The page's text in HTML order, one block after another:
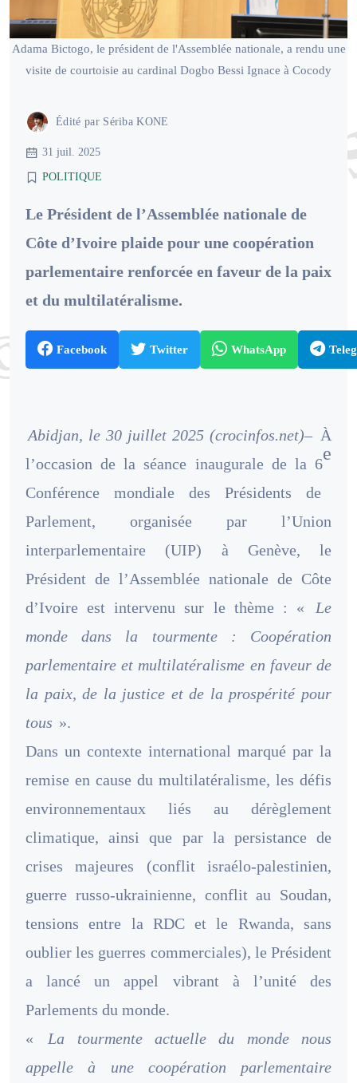
Adama Bictogo, le président de l'Assemblée nationale, a rendu une
visite de courtoisie au cardinal Dogbo Bessi Ignace à Cocody
Édité par Sériba KONE
31 juil. 2025
POLITIQUE
Le Président de l’Assemblée nationale de
Côte d’Ivoire plaide pour une coopération
parlementaire renforcée en faveur de la paix
et du multilatéralisme.
Facebook Twitter WhatsApp
Abidjan, le 30 juillet 2025 (crocinfos.net)– À
l’occasion de la séance inaugurale de la 6e
Conférence mondiale des Présidents de
Parlement, organisée par l’Union
interparlementaire (UIP) à Genève, le
Président de l’Assemblée nationale de Côte
d’Ivoire est intervenu sur le thème : «
Le
monde dans la tourmente : Coopération
parlementaire et multilatéralisme en faveur de
la paix, de la justice et de la prospérité pour
tous ».
Dans un contexte international marqué par la
remise en cause du multilatéralisme, les défis
environnementaux liés au dérèglement
climatique, ainsi que par la persistance de
crises majeures (conflit israélo-palestinien,
guerre russo-ukrainienne, conflit au Soudan,
tensions entre la RDC et le Rwanda, sans
oublier les guerres commerciales), le Président
a lancé un appel vibrant à l’unité des
Parlements du monde.
«
La tourmente actuelle du monde nous
appelle à une coopération parlementaire